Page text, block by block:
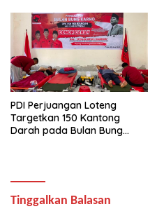
PDI Perjuangan Loteng
Targetkan 150 Kantong
Darah pada Bulan Bung
Tinggalkan Balasan